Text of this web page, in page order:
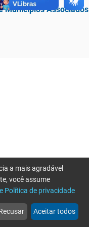
Municípios Associados
web
Notícias
more_horiz
Mais
a mais agradável
você assume
Política de privacidade
Aceitar todos
novamente